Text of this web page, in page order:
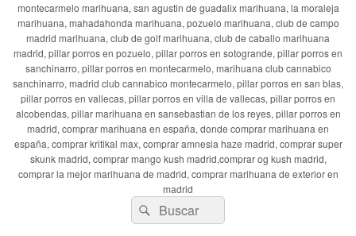
montecarmelo marihuana, san agustin de guadalix marihuana, la moraleja
marihuana, mahadahonda marihuana, pozuelo marihuana, club de campo
madrid marihuana, club de golf marihuana, club de caballo marihuana
madrid, pillar porros en pozuelo, pillar porros en sotogrande, pillar porros en
sanchinarro, pillar porros en montecarmelo, marihuana club cannabico
sanchinarro, madrid club cannabico montecarmelo, pillar porros en san blas,
pillar porros en vallecas, pillar porros en villa de vallecas, pillar porros en
alcobendas, pillar marihuana en sansebastian de los reyes, pillar porros en
madrid, comprar marihuana en españa, donde comprar marihuana en
españa, comprar kritikal max, comprar amnesia haze madrid, comprar super
skunk madrid, comprar mango kush madrid,comprar og kush madrid,
comprar la mejor marihuana de madrid, comprar marihuana de exterior en
madrid
Buscar
por:
Buscar